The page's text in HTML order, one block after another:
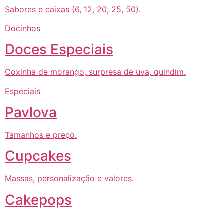
Sabores e caixas (6, 12, 20, 25, 50).
Docinhos
Doces Especiais
Coxinha de morango, surpresa de uva, quindim.
Especiais
Pavlova
Tamanhos e preço.
Cupcakes
Massas, personalização e valores.
Cakepops